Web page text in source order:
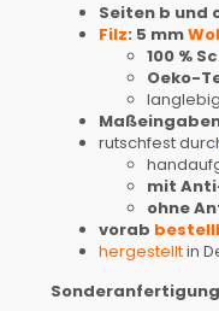
Seiten b und
Filz: 5 mm
100 %
Oeko-
rutschfest
mit
ohne
vorab
hergestelltin